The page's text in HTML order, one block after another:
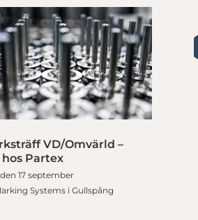
VD/Omvärld –
hos Partex
17 september
Systems i Gullspång